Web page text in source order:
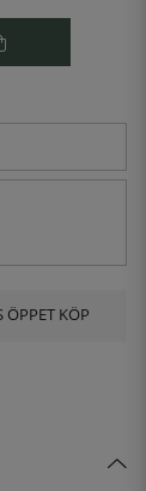
ÖPPET KÖP